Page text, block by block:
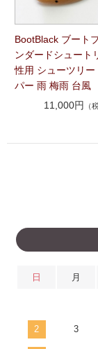
BootBlack ブート
ンダードシュート
性用 シューツリー
パー 雨 梅雨 台風
11,000円
（
日 月
2 3